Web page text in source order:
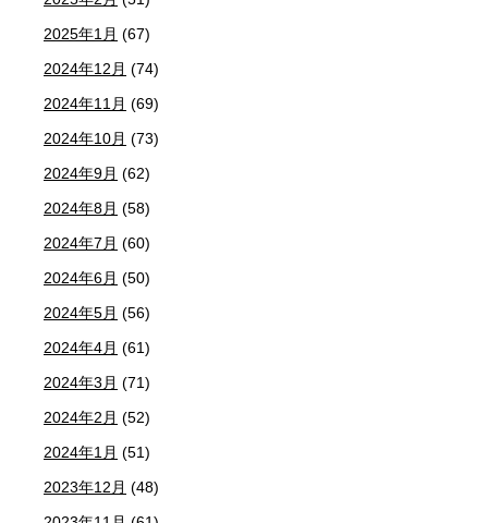
2025年1月 (67)
2024年12月 (74)
2024年11月 (69)
2024年10月 (73)
2024年9月 (62)
2024年8月 (58)
2024年7月 (60)
2024年6月 (50)
2024年5月 (56)
2024年4月 (61)
2024年3月 (71)
2024年2月 (52)
2024年1月 (51)
2023年12月 (48)